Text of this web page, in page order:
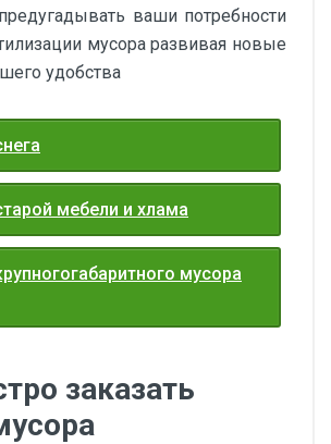
ваши потребности
мусора развивая новые
удобства
мебели и хлама
мусора
заказать